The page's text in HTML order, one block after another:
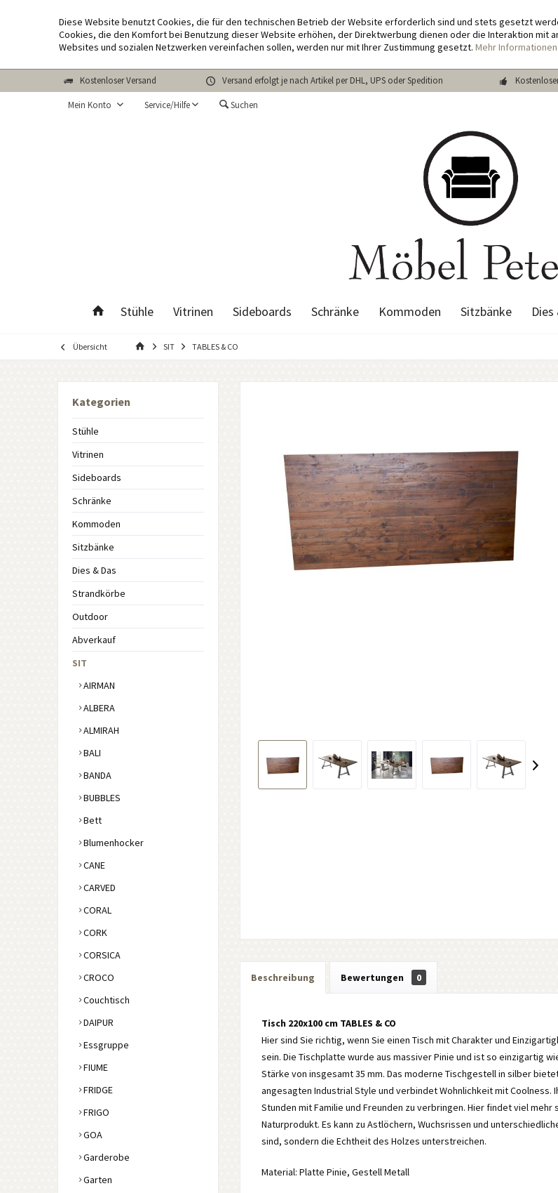
Diese Website benutzt Cookies, die für den technischen Betrieb der Website erforderlich sind und stets gesetzt
Cookies, die den Komfort bei Benutzung dieser Website erhöhen, der Direktwerbung dienen oder die Interaktion mit
Websites und sozialen Netzwerken vereinfachen sollen, werden nur mit Ihrer Zustimmung gesetzt. Mehr Informationen
Kostenloser Versand Versand erfolgt je nach Artikel per DHL, UPS oder Spedition
Mein Konto Service/Hilfe Suchen
Stühle Vitrinen Sideboards Schränke Kommoden Sitzbänke Dies
Übersicht SIT TABLES & CO
Kategorien
Stühle
Vitrinen
Sideboards
Schränke
Kommoden
Sitzbänke
Dies & Das
Strandkörbe
Outdoor
Abverkauf
SIT
AIRMAN
ALBERA
ALMIRAH
BALI
BANDA
BUBBLES
Bett
Blumenhocker
CANE
CARVED
CORAL
CORK
CORSICA
CROCO
Couchtisch
DAIPUR
Essgruppe
FIUME
FRIDGE
FRIGO
GOA
Garderobe
Garten
Beschreibung Bewertungen 0
Tisch 220x100 cm TABLES & CO
Hier sind Sie richtig, wenn Sie einen Tisch mit Charakter und
sein. Die Tischplatte wurde aus massiver Pinie und ist so einzigartig
Stärke von insgesamt 35 mm. Das moderne Tischgestell in silber
angesagten Industrial Style und verbindet Wohnlichkeit mit Coolness.
Stunden mit Familie und Freunden zu verbringen. Hier findet viel
Naturprodukt. Es kann zu Astlöchern, Wuchsrissen und
sind, sondern die Echtheit des Holzes unterstreichen.
Material: Platte Pinie, Gestell Metall